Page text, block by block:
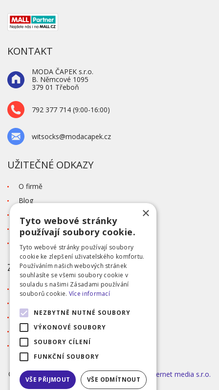
KONTAKT
MODA ČAPEK s.r.o.
B. Němcové 1095
379 01 Třeboň
792 377 714 (9:00-16:00)
witsocks@modacapek.cz
UŽITEČNÉ ODKAZY
O firmě
Blog
Tabulka velikostí
Ochrana osobních údajů GDPR
ZÁKAZNICKÝ SERVIS
Obchodní podmínky
Reklamace
Přihlášení
Registrace
©2026 MODA ČAPEK s.r.o. Made by
INIZIO Internet media s.r.o.
|
nastavení cookies
×
Tyto webové stránky
používají soubory cookie.
Tyto webové stránky používají soubory
cookie ke zlepšení uživatelského komfortu.
Používáním našich webových stránek
souhlasíte se všemi soubory cookie v
souladu s našimi Zásadami používání
souborů cookie. Více informací
NEZBYTNĚ NUTNÉ SOUBORY
VÝKONOVÉ SOUBORY
SOUBORY CÍLENÍ
FUNKČNÍ SOUBORY
VŠE PŘIJMOUT VŠE ODMÍTNOUT